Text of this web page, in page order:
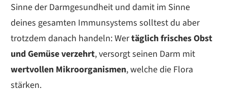
Sinne der Darmgesundheit und damit im Sinne
deines gesamten Immunsystems solltest du aber
trotzdem danach handeln: Wertäglich frisches Obst
und Gemüse verzehrt, versorgt seinen Darm mit
wertvollen Mikroorganismen, welche die Flora
stärken.